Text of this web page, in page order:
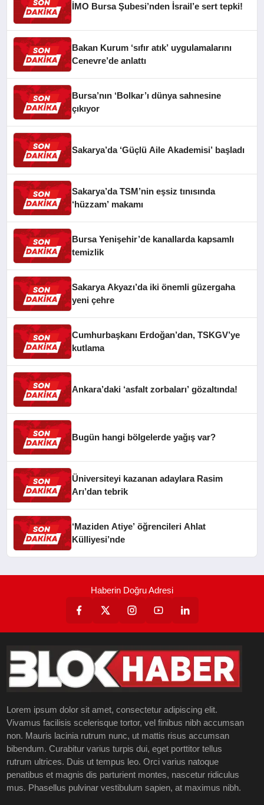
İMO Bursa Şubesi’nden İsrail’e sert tepki!
Bakan Kurum ‘sıfır atık’ uygulamalarını
Cenevre’de anlattı
Bursa’nın ‘Bolkar’ı dünya sahnesine
çıkıyor
Sakarya’da ‘Güçlü Aile Akademisi’ başladı
Sakarya’da TSM’nin eşsiz tınısında
‘hüzzam’ makamı
Bursa Yenişehir’de kanallarda kapsamlı
temizlik
Sakarya Akyazı’da iki önemli güzergaha
yeni çehre
Cumhurbaşkanı Erdoğan’dan, TSKGV’ye
kutlama
Ankara’daki ‘asfalt zorbaları’ gözaltında!
Bugün hangi bölgelerde yağış var?
Üniversiteyi kazanan adaylara Rasim
Arı’dan tebrik
‘Maziden Atiye’ öğrencileri Ahlat
Külliyesi’nde
Haberin Doğru Adresi
Lorem ipsum dolor sit amet, consectetur adipiscing elit.
Vivamus facilisis scelerisque tortor, vel finibus nibh accumsan
non. Mauris lacinia rutrum nunc, ut mattis risus accumsan
bibendum. Curabitur varius turpis dui, eget porttitor tellus
rutrum ultrices. Duis ut tempus leo. Orci varius natoque
penatibus et magnis dis parturient montes, nascetur ridiculus
mus. Phasellus pulvinar vestibulum sapien, at maximus nibh.